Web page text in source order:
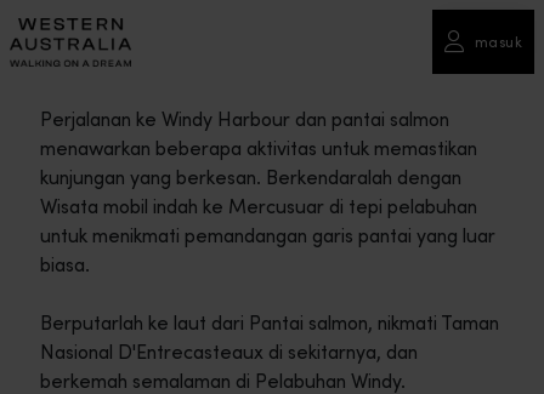
masuk
Perjalanan ke Windy Harbour dan pantai salmon
menawarkan beberapa aktivitas untuk memastikan
kunjungan yang berkesan. Berkendaralah dengan
Wisata mobil indah ke Mercusuar di tepi pelabuhan
untuk menikmati pemandangan garis pantai yang luar
biasa.
Berputarlah ke laut dari Pantai salmon, nikmati Taman
Nasional D'Entrecasteaux di sekitarnya, dan
berkemah semalaman di Pelabuhan Windy.